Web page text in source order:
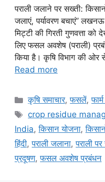
पराली जलाने पर सख्ती:
जलाएं, पर्यावरण बचाएं”
मिट्टी की गिरती गुणवत्ता
लिए फसल अवशेष (पराली)
किया है। कृषि विभाग की ओर
Read more
कृषि समाचार,फसलें,
crop residue
India,किसान योजना,
हिंदी,पराली जलाना,पराली पर
प्रदूषण,फसल अवशेष प्रबंधन